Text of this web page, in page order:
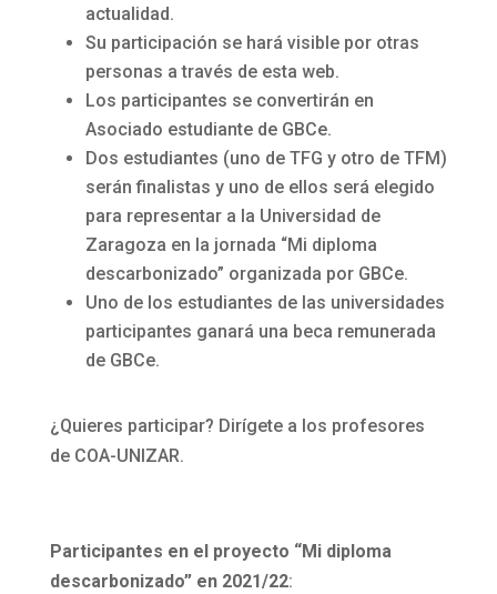
actualidad.
Su participación se hará visible por otras
personas a través de esta web.
Los participantes se convertirán en
Asociado estudiante de GBCe.
Dos estudiantes (uno de TFG y otro de TFM)
serán finalistas y uno de ellos será elegido
para representar a la Universidad de
Zaragoza en la jornada “Mi diploma
descarbonizado” organizada por GBCe.
Uno de los estudiantes de las universidades
participantes ganará una beca remunerada
de GBCe.
¿Quieres participar? Dirígete a los profesores
de COA-UNIZAR.
Participantes en el proyecto “Mi diploma
descarbonizado” en 2021/22: